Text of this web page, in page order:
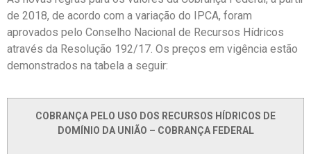
de 2018, de acordo com a variação do IPCA, foram
aprovados pelo Conselho Nacional de Recursos Hídricos
através da Resolução 192/17. Os preços em vigência estão
demonstrados na tabela a seguir:
COBRANÇA PELO USO DOS RECURSOS HÍDRICOS DE
DOMÍNIO DA UNIÃO – COBRANÇA FEDERAL